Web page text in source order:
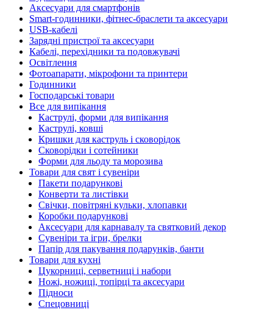
Аксесуари для смартфонів
Smart-годинники, фітнес-браслети та аксесуари
USB-кабелі
Зарядні пристрої та аксесуари
Кабелі, перехідники та подовжувачі
Освітлення
Фотоапарати, мікрофони та принтери
Годинники
Господарські товари
Все для випікання
Каструлі, форми для випікання
Каструлі, ковші
Кришки для каструль і сковорідок
Сковорідки і сотейники
Форми для льоду та морозива
Товари для свят і сувеніри
Пакети подарункові
Конверти та листівки
Свічки, повітряні кульки, хлопавки
Коробки подарункові
Аксесуари для карнавалу та святковий декор
Сувеніри та ігри, брелки
Папір для пакування подарунків, банти
Товари для кухні
Цукорниці, серветниці і набори
Ножі, ножиці, топірці та аксесуари
Підноси
Спецовниці